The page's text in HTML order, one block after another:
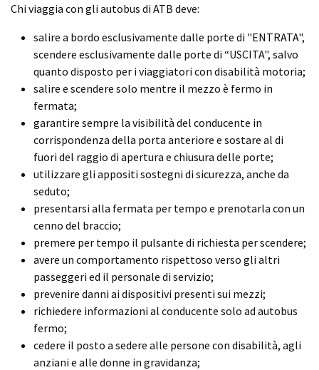
Chi viaggia con gli autobus di ATB deve:
salire a bordo esclusivamente dalle porte di "ENTRATA",
scendere esclusivamente dalle porte di “USCITA", salvo
quanto disposto per i viaggiatori con disabilità motoria;
salire e scendere solo mentre il mezzo è fermo in
fermata;
garantire sempre la visibilità del conducente in
corrispondenza della porta anteriore e sostare al di
fuori del raggio di apertura e chiusura delle porte;
utilizzare gli appositi sostegni di sicurezza, anche da
seduto;
presentarsi alla fermata per tempo e prenotarla con un
cenno del braccio;
premere per tempo il pulsante di richiesta per scendere;
avere un comportamento rispettoso verso gli altri
passeggeri ed il personale di servizio;
prevenire danni ai dispositivi presenti sui mezzi;
richiedere informazioni al conducente solo ad autobus
fermo;
cedere il posto a sedere alle persone con disabilità, agli
anziani e alle donne in gravidanza;